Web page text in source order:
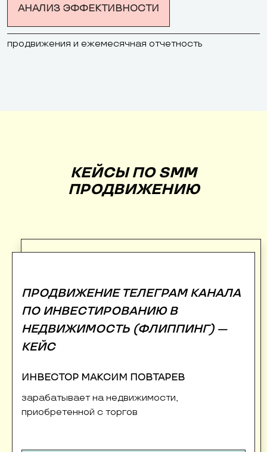
АНАЛИЗ ЭФФЕКТИВНОСТИ
продвижения и ежемесячная отчетность
КЕЙСЫ ПО SMM
ПРОДВИЖЕНИЮ
ПРОДВИЖЕНИЕ ТЕЛЕГРАМ КАНАЛА
ПО ИНВЕСТИРОВАНИЮ В
НЕДВИЖИМОСТЬ (ФЛИППИНГ) —
КЕЙС
ИНВЕСТОР МАКСИМ ПОВТАРЕВ
зарабатывает на недвижимости,
приобретенной с торгов